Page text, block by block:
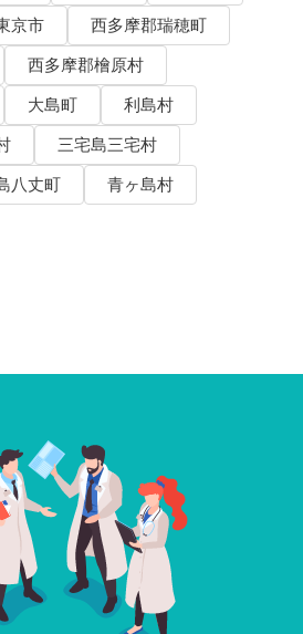
京市
西多摩郡瑞穂町
西多摩郡檜原村
大島町
利島村
三宅島三宅村
八丈町
青ヶ島村